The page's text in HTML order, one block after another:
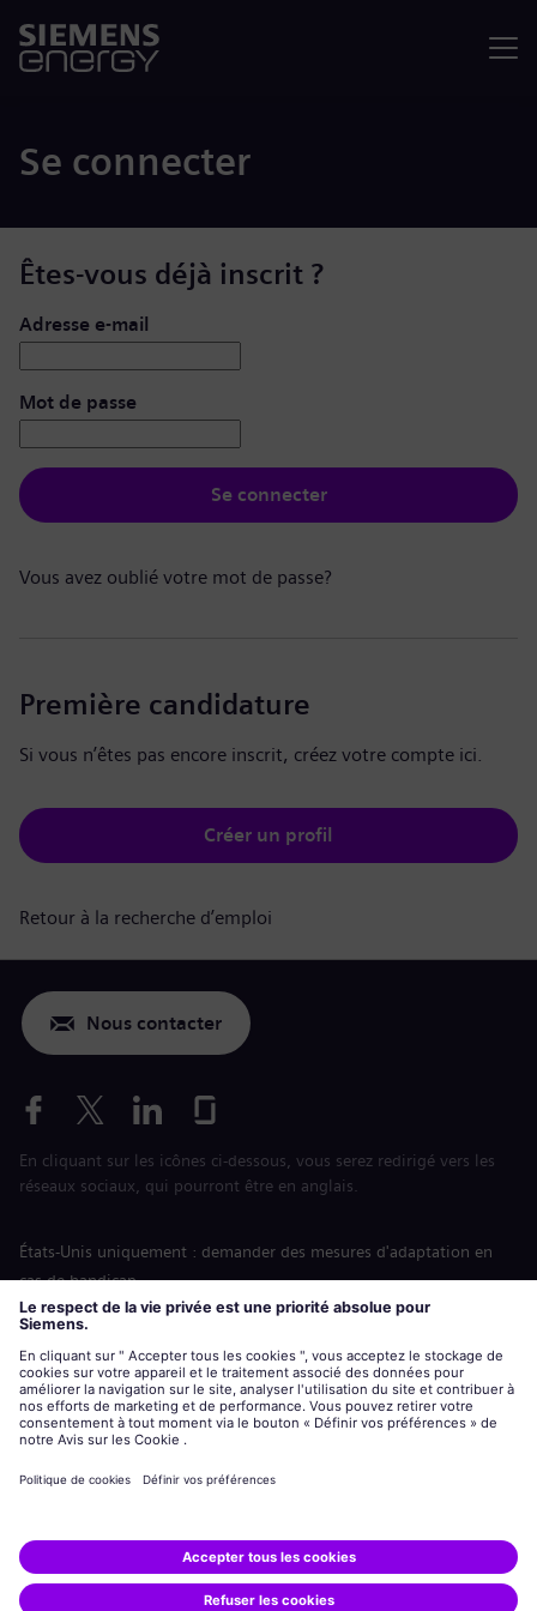
Se connecter
Êtes-vous déjà inscrit ?
Se connecter : nom d’utilisateur et mot de passe
Adresse e-mail
Mot de passe
Se connecter
Vous avez oublié votre mot de passe?
Première candidature
Si vous n’êtes pas encore inscrit, créez votre compte ici.
Créer un profil
Retour à la recherche d’emploi
Nous contacter
En cliquant sur les icônes ci-dessous, vous serez redirigé vers les
réseaux sociaux, qui pourront être en anglais.
États-Unis uniquement : demander des mesures d'adaptation en
cas de handicap
Labor Condition Application (Formulaire sur les conditions
siemens-energy.comSite Internet international
Informations sur l’entreprise
Avis de confidentialité
Siemens Energy est une marque déposée de Siemens AG.